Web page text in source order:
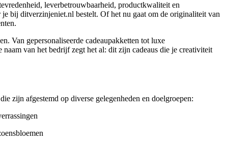
leverbetrouwbaarheid, productkwaliteit en
bij ditverzinjeniet.nl bestelt. Of het nu gaat om de originaliteit van
Van gepersonaliseerde cadeaupakketten tot luxe
naam van het bedrijf zegt het al: dit zijn cadeaus die je creativiteit
zijn afgestemd op diverse gelegenheden en doelgroepen: